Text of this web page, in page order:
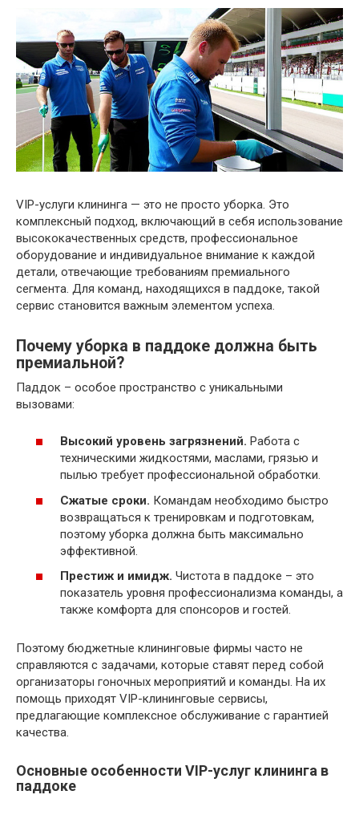
VIP-услуги клининга — это не просто уборка. Это
комплексный подход, включающий в себя использование
высококачественных средств, профессиональное
оборудование и индивидуальное внимание к каждой
детали, отвечающие требованиям премиального
сегмента. Для команд, находящихся в паддоке, такой
сервис становится важным элементом успеха.
Почему уборка в паддоке должна быть
премиальной?
Паддок – особое пространство с уникальными
вызовами:
Высокий уровень загрязнений. Работа с
техническими жидкостями, маслами, грязью и
пылью требует профессиональной обработки.
Сжатые сроки. Командам необходимо быстро
возвращаться к тренировкам и подготовкам,
поэтому уборка должна быть максимально
эффективной.
Престиж и имидж. Чистота в паддоке – это
показатель уровня профессионализма команды, а
также комфорта для спонсоров и гостей.
Поэтому бюджетные клининговые фирмы часто не
справляются с задачами, которые ставят перед собой
организаторы гоночных мероприятий и команды. На их
помощь приходят VIP-клининговые сервисы,
предлагающие комплексное обслуживание с гарантией
качества.
Основные особенности VIP-услуг клининга в
паддоке